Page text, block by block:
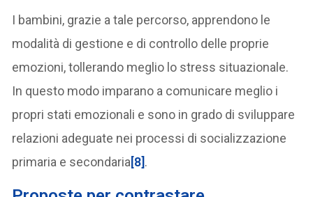
I bambini, grazie a tale percorso, apprendono le
modalità di gestione e di controllo delle proprie
emozioni, tollerando meglio lo stress situazionale.
In questo modo imparano a comunicare meglio i
propri stati emozionali e sono in grado di sviluppare
relazioni adeguate nei processi di socializzazione
primaria e secondaria[8].